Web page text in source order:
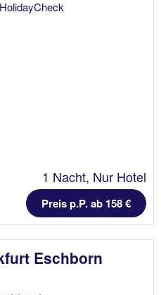
1 Nacht, Nur Hotel
Preis p.P. ab 158 €
Eschborn